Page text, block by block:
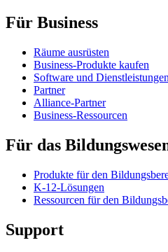
Für Business
Räume ausrüsten
Business-Produkte kaufen
Software und Dienstleistungen
Partner
Alliance-Partner
Business-Ressourcen
Für das
Produkte für den
K-12-Lösungen
Ressourcen für den
Support